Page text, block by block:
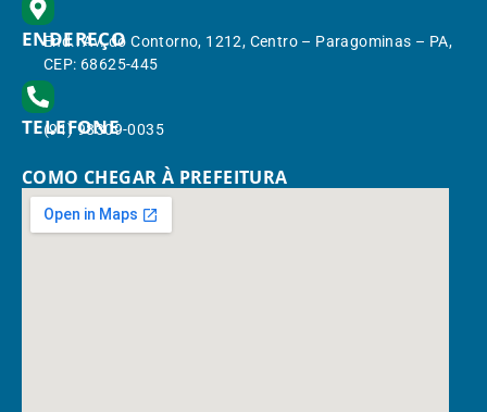
ENDEREÇO
End.: Av. do Contorno, 1212, Centro – Paragominas – PA,
CEP: 68625-445
TELEFONE
(91) 98309-0035
COMO CHEGAR À PREFEITURA